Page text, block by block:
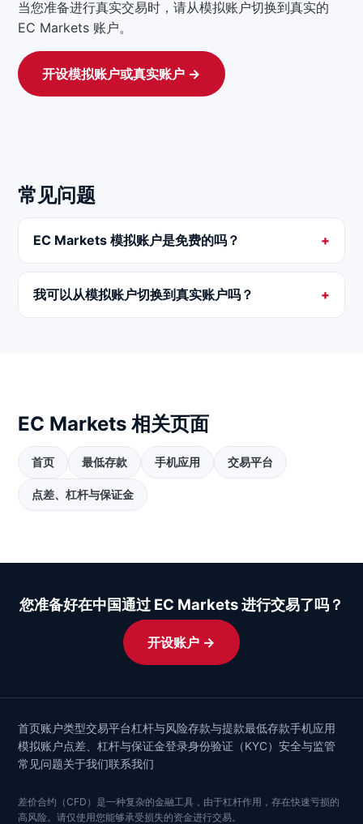
当您准备进行真实交易时，请从模拟账户切换到真实的
EC Markets 账户。
开设模拟账户或真实账户 →
常见问题
EC Markets 模拟账户是免费的吗？
我可以从模拟账户切换到真实账户吗？
EC Markets 相关页面
首页 最低存款 手机应用 交易平台
点差、杠杆与保证金
您准备好在中国通过 EC Markets 进行交易了吗？
开设账户 →
首页账户类型交易平台杠杆与风险存款与提款最低存款手机应用
模拟账户点差、杠杆与保证金登录身份验证（KYC） 安全与监管
常见问题关于我们联系我们
差价合约（CFD）是一种复杂的金融工具，由于杠杆作用，存在快速亏损的
高风险。请仅使用您能够承受损失的资金进行交易。